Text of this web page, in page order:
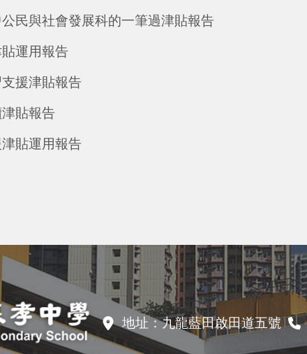
民與社會發展科的一筆過津貼報告
運用報告
援津貼報告
貼報告
貼運用報告
地址：九龍藍田啟田道五號